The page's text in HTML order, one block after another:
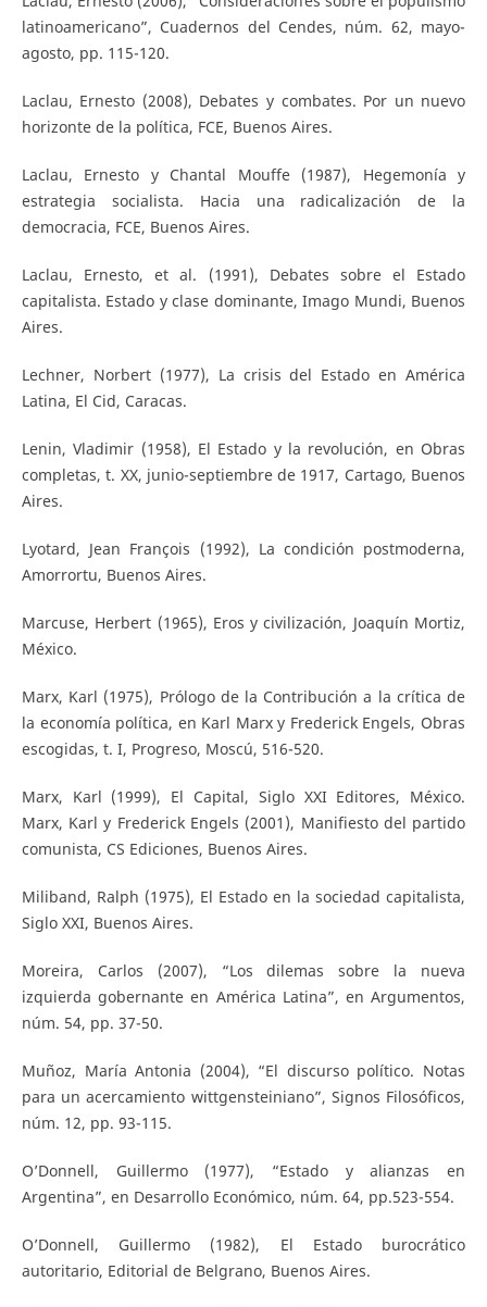
latinoamericano”, Cuadernos del Cendes, núm. 62, mayo-
agosto, pp. 115-120.
Laclau, Ernesto (2008), Debates y combates. Por un nuevo
horizonte de la política, FCE, Buenos Aires.
Laclau, Ernesto y Chantal Mouffe (1987), Hegemonía y
estrategia socialista. Hacia una radicalización de la
democracia, FCE, Buenos Aires.
Laclau, Ernesto, et al. (1991), Debates sobre el Estado
capitalista. Estado y clase dominante, Imago Mundi, Buenos
Aires.
Lechner, Norbert (1977), La crisis del Estado en América
Latina, El Cid, Caracas.
Lenin, Vladimir (1958), El Estado y la revolución, en Obras
completas, t. XX, junio-septiembre de 1917, Cartago, Buenos
Aires.
Lyotard, Jean François (1992), La condición postmoderna,
Amorrortu, Buenos Aires.
Marcuse, Herbert (1965), Eros y civilización, Joaquín Mortiz,
México.
Marx, Karl (1975), Prólogo de la Contribución a la crítica de
la economía política, en Karl Marx y Frederick Engels, Obras
escogidas, t. I, Progreso, Moscú, 516-520.
Marx, Karl (1999), El Capital, Siglo XXI Editores, México.
Marx, Karl y Frederick Engels (2001), Manifiesto del partido
comunista, CS Ediciones, Buenos Aires.
Miliband, Ralph (1975), El Estado en la sociedad capitalista,
Siglo XXI, Buenos Aires.
Moreira, Carlos (2007), “Los dilemas sobre la nueva
izquierda gobernante en América Latina”, en Argumentos,
núm. 54, pp. 37-50.
Muñoz, María Antonia (2004), “El discurso político. Notas
para un acercamiento wittgensteiniano”, Signos Filosóficos,
núm. 12, pp. 93-115.
O’Donnell, Guillermo (1977), “Estado y alianzas en
Argentina”, en Desarrollo Económico, núm. 64, pp.523-554.
O’Donnell, Guillermo (1982), El Estado burocrático
autoritario, Editorial de Belgrano, Buenos Aires.